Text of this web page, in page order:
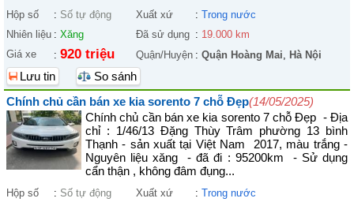
Hộp số : Số tự động Xuất xứ : Trong nước
Nhiên liệu : Xăng Đã sử dụng : 19.000 km
Giá xe
: 920 triệu Quận/Huyện : Quận Hoàng Mai, Hà Nội
Lưu tin
So sánh
Chính chủ cần bán xe kia sorento 7 chỗ Đẹp(14/05/2025)
Chính chủ cần bán xe kia sorento 7 chỗ Đẹp - Địa
chỉ : 1/46/13 Đặng Thùy Trâm phường 13 bình
Thạnh - sản xuất tại Việt Nam 2017, màu trắng -
Nguyên liệu xăng - đã đi : 95200km - Sử dụng
cẩn thận , không đâm đụng...
Hộp số : Số tự động Xuất xứ : Trong nước